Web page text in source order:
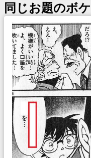
同じお題のボケ